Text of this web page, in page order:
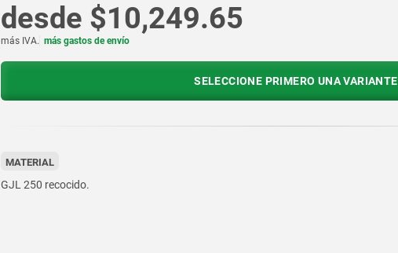
desde $10,249.65
más IVA. más gastos de envío
SELECCIONE PRIMERO UNA VARIANTE
MATERIAL
GJL 250 recocido.